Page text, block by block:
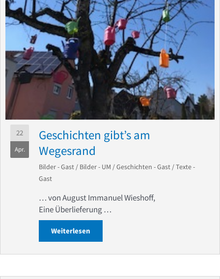
22
Apr.
Geschichten gibt’s am
Wegesrand
Bilder - Gast / Bilder - UM /Geschichten - Gast /Texte -
Gast
… von August Immanuel Wieshoff,
Eine Überlieferung …
Weiterlesen